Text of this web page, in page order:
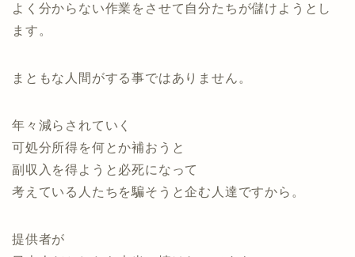
よく分からない作業をさせて自分たちが儲けようとし
ます。
まともな人間がする事ではありません。
年々減らされていく
可処分所得を何とか補おうと
副収入を得ようと必死になって
考えている人たちを騙そうと企む人達ですから。
提供者が